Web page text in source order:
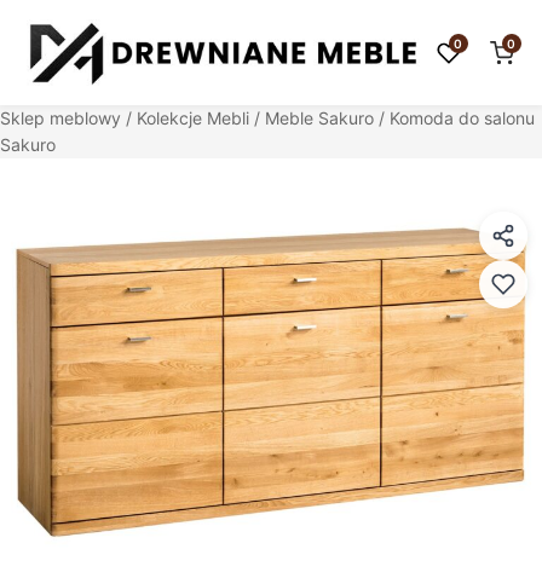
0 0
Sklep meblowy / Kolekcje Mebli / Meble Sakuro / Komoda do salonu
Sakuro